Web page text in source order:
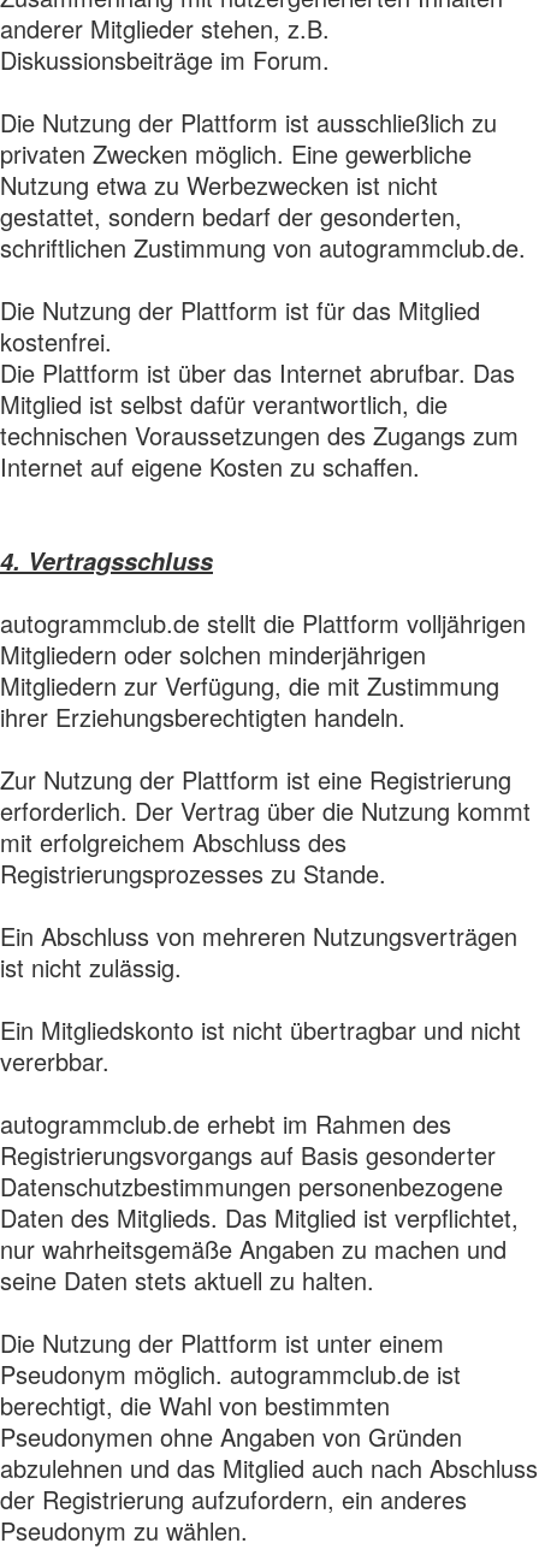
anderer Mitglieder stehen, z.B.
Diskussionsbeiträge im Forum.
Die Nutzung der Plattform ist ausschließlich zu
privaten Zwecken möglich. Eine gewerbliche
Nutzung etwa zu Werbezwecken ist nicht
gestattet, sondern bedarf der gesonderten,
schriftlichen Zustimmung von autogrammclub.de.
Die Nutzung der Plattform ist für das Mitglied
kostenfrei.
Die Plattform ist über das Internet abrufbar. Das
Mitglied ist selbst dafür verantwortlich, die
technischen Voraussetzungen des Zugangs zum
Internet auf eigene Kosten zu schaffen.
4. Vertragsschluss
autogrammclub.de stellt die Plattform volljährigen
Mitgliedern oder solchen minderjährigen
Mitgliedern zur Verfügung, die mit Zustimmung
ihrer Erziehungsberechtigten handeln.
Zur Nutzung der Plattform ist eine Registrierung
erforderlich. Der Vertrag über die Nutzung kommt
mit erfolgreichem Abschluss des
Registrierungsprozesses zu Stande.
Ein Abschluss von mehreren Nutzungsverträgen
ist nicht zulässig.
Ein Mitgliedskonto ist nicht übertragbar und nicht
vererbbar.
autogrammclub.de erhebt im Rahmen des
Registrierungsvorgangs auf Basis gesonderter
Datenschutzbestimmungen personenbezogene
Daten des Mitglieds. Das Mitglied ist verpflichtet,
nur wahrheitsgemäße Angaben zu machen und
seine Daten stets aktuell zu halten.
Die Nutzung der Plattform ist unter einem
Pseudonym möglich. autogrammclub.de ist
berechtigt, die Wahl von bestimmten
Pseudonymen ohne Angaben von Gründen
abzulehnen und das Mitglied auch nach Abschluss
der Registrierung aufzufordern, ein anderes
Pseudonym zu wählen.